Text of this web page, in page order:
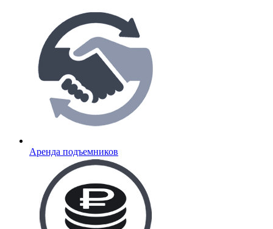
Аренда подъемников